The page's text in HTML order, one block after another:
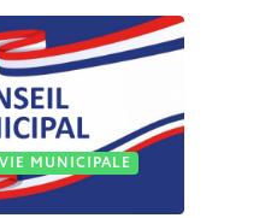
VIE MUNICIPALE